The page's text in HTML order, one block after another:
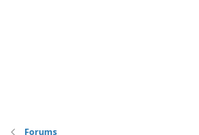
Forums